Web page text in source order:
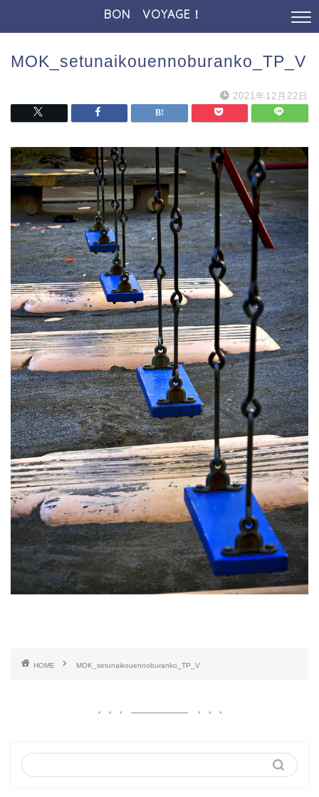
BON VOYAGE！
MOK_setunaikouennoburanko_TP_V
2021年12月22日
HOME MOK_setunaikouennoburanko_TP_V